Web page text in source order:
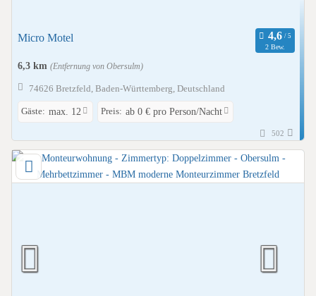
Micro Motel
2 Bew.
6,3 km (Entfernung von Obersulm)
74626 Bretzfeld, Baden-Württemberg, Deutschland
Gäste: max. 12 Preis: ab 0 € pro Person/Nacht
502